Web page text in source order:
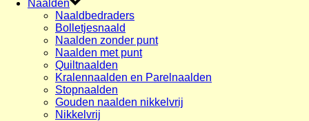
Naalden
Naaldbedraders
Bolletjesnaald
Naalden zonder punt
Naalden met punt
Quiltnaalden
Kralennaalden en Parelnaalden
Stopnaalden
Gouden naalden nikkelvrij
Nikkelvrij